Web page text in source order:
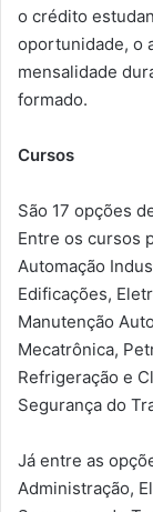
o crédito
oportunidade, o
mensalidade
formado.
Cursos
São 17 opções
Entre os cursos
Automação
Edificações,
Manutenção
Mecatrônica,
Refrigeração e
Segurança do
Já entre as
Administração,